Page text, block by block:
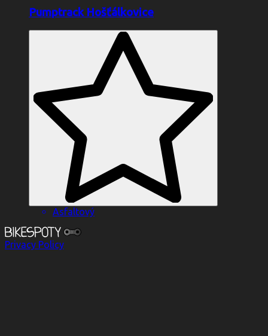
Pumptrack Hošťálkovice
Asfaltový
Privacy Policy